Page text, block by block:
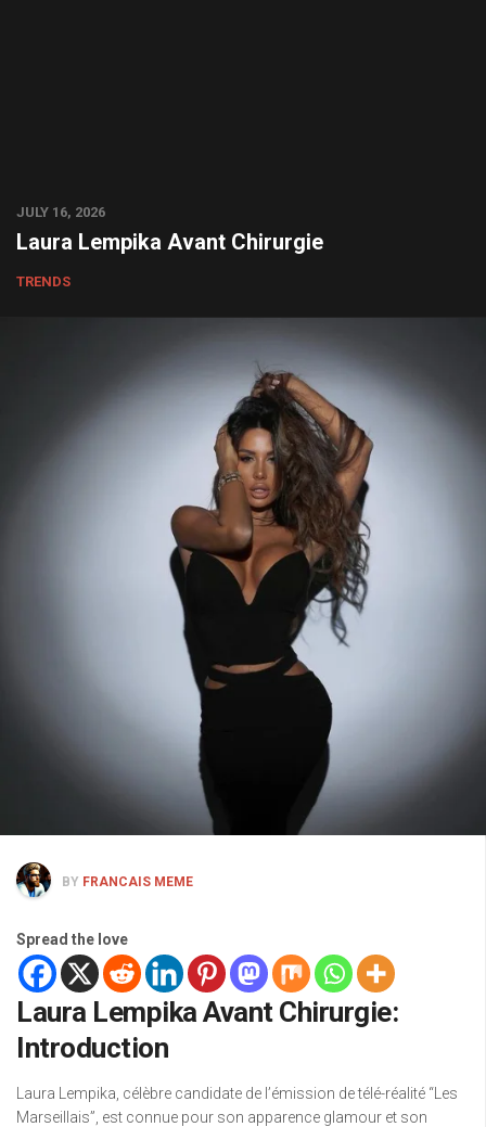
JULY 16, 2026
Laura Lempika Avant Chirurgie
TRENDS
BY FRANCAIS MEME
Spread the love
Laura Lempika Avant Chirurgie:
Introduction
Laura Lempika, célèbre candidate de l’émission de télé-réalité “Les
Marseillais”, est connue pour son apparence glamour et son